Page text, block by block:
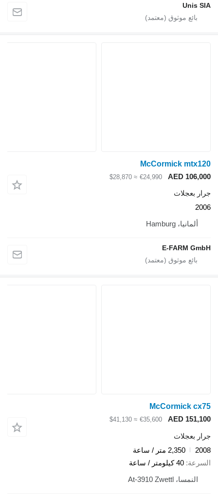
Unis SIA
McCormick mtx120
AED 106,000
€24,990
≈ $28,870
جرار بعجلات
2006
ألمانيا، Hamburg
E-FARM GmbH
McCormick cx75
AED 151,100
€35,600
≈ $41,130
جرار بعجلات
2008
2,350 متر / ساعة
السرعة 40 كيلومتر / ساعة
النمسا، At-3910 Zwettl